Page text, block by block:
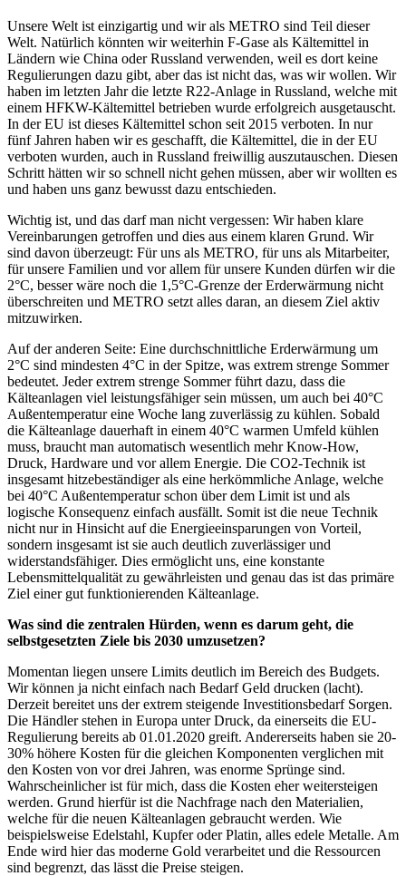
Unsere Welt ist einzigartig und wir als METRO sind Teil dieser
Welt. Natürlich könnten wir weiterhin F-Gase als Kältemittel in
Ländern wie China oder Russland verwenden, weil es dort keine
Regulierungen dazu gibt, aber das ist nicht das, was wir wollen. Wir
haben im letzten Jahr die letzte R22-Anlage in Russland, welche mit
einem HFKW-Kältemittel betrieben wurde erfolgreich ausgetauscht.
In der EU ist dieses Kältemittel schon seit 2015 verboten. In nur
fünf Jahren haben wir es geschafft, die Kältemittel, die in der EU
verboten wurden, auch in Russland freiwillig auszutauschen. Diesen
Schritt hätten wir so schnell nicht gehen müssen, aber wir wollten es
und haben uns ganz bewusst dazu entschieden.
Wichtig ist, und das darf man nicht vergessen: Wir haben klare
Vereinbarungen getroffen und dies aus einem klaren Grund. Wir
sind davon überzeugt: Für uns als METRO, für uns als Mitarbeiter,
für unsere Familien und vor allem für unsere Kunden dürfen wir die
2°C, besser wäre noch die 1,5°C-Grenze der Erderwärmung nicht
überschreiten und METRO setzt alles daran, an diesem Ziel aktiv
mitzuwirken.
Auf der anderen Seite: Eine durchschnittliche Erderwärmung um
2°C sind mindesten 4°C in der Spitze, was extrem strenge Sommer
bedeutet. Jeder extrem strenge Sommer führt dazu, dass die
Kälteanlagen viel leistungsfähiger sein müssen, um auch bei 40°C
Außentemperatur eine Woche lang zuverlässig zu kühlen. Sobald
die Kälteanlage dauerhaft in einem 40°C warmen Umfeld kühlen
muss, braucht man automatisch wesentlich mehr Know-How,
Druck, Hardware und vor allem Energie. Die CO2-Technik ist
insgesamt hitzebeständiger als eine herkömmliche Anlage, welche
bei 40°C Außentemperatur schon über dem Limit ist und als
logische Konsequenz einfach ausfällt. Somit ist die neue Technik
nicht nur in Hinsicht auf die Energieeinsparungen von Vorteil,
sondern insgesamt ist sie auch deutlich zuverlässiger und
widerstandsfähiger. Dies ermöglicht uns, eine konstante
Lebensmittelqualität zu gewährleisten und genau das ist das primäre
Ziel einer gut funktionierenden Kälteanlage.
Was sind die zentralen Hürden, wenn es darum geht, die
selbstgesetzten Ziele bis 2030 umzusetzen?
Momentan liegen unsere Limits deutlich im Bereich des Budgets.
Wir können ja nicht einfach nach Bedarf Geld drucken (lacht).
Derzeit bereitet uns der extrem steigende Investitionsbedarf Sorgen.
Die Händler stehen in Europa unter Druck, da einerseits die EU-
Regulierung bereits ab 01.01.2020 greift. Andererseits haben sie 20-
30% höhere Kosten für die gleichen Komponenten verglichen mit
den Kosten von vor drei Jahren, was enorme Sprünge sind.
Wahrscheinlicher ist für mich, dass die Kosten eher weitersteigen
werden. Grund hierfür ist die Nachfrage nach den Materialien,
welche für die neuen Kälteanlagen gebraucht werden. Wie
beispielsweise Edelstahl, Kupfer oder Platin, alles edele Metalle. Am
Ende wird hier das moderne Gold verarbeitet und die Ressourcen
sind begrenzt, das lässt die Preise steigen.